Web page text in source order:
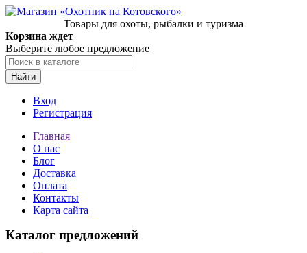
Товары для охоты, рыбалки и туризма
Корзина ждет
Выберите любое предложение
Найти
Вход
Регистрация
Главная
О нас
Блог
Доставка
Оплата
Контакты
Карта сайта
Каталог предложений